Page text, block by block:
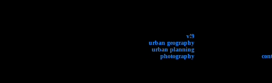
v!9
urban geography
urban planning
photography